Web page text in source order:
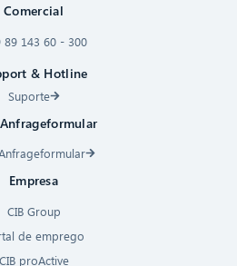
Comercial
89 143 60 - 300
& Hotline
Suporte
Empresa
CIB Group
de emprego
CIB proActive